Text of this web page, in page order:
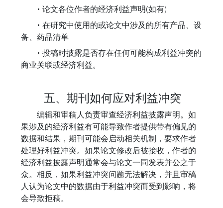
• 论文各位作者的经济利益声明(如有)
• 在研究中使用的或论文中涉及的所有产品、设
备、药品清单
• 投稿时披露是否存在任何可能构成利益冲突的
商业关联或经济利益。
五、期刊如何应对利益冲突
编辑和审稿人负责审查经济利益披露声明。如
果涉及的经济利益有可能导致作者提供带有偏见的
数据和结果，期刊可能会启动相关机制，要求作者
处理好利益冲突。如果论文修改后被接收，作者的
经济利益披露声明通常会与论文一同发表并公之于
众。相反，如果利益冲突问题无法解决，并且审稿
人认为论文中的数据由于利益冲突而受到影响，将
会导致拒稿。